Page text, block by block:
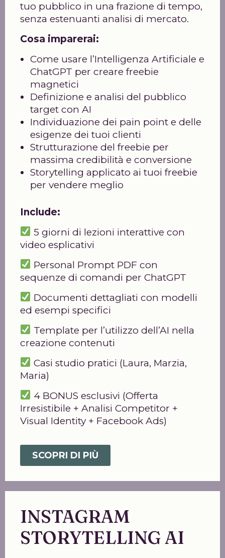
tuo pubblico in una frazione di tempo,
senza estenuanti analisi di mercato.
Cosa imparerai:
Come usare l’Intelligenza Artificiale e
ChatGPT per creare freebie
magnetici
Definizione e analisi del pubblico
target con AI
Individuazione dei pain point e delle
esigenze dei tuoi clienti
Strutturazione del freebie per
massima credibilità e conversione
Storytelling applicato ai tuoi freebie
per vendere meglio
Include:
5 giorni di lezioni interattive con
video esplicativi
Personal Prompt PDF con
sequenze di comandi per ChatGPT
Documenti dettagliati con modelli
ed esempi specifici
Template per l’utilizzo dell’AI nella
creazione contenuti
Casi studio pratici (Laura, Marzia,
Maria)
4 BONUS esclusivi (Offerta
Irresistibile + Analisi Competitor +
Visual Identity + Facebook Ads)
SCOPRI DI PIÙ
INSTAGRAM
STORYTELLING AI